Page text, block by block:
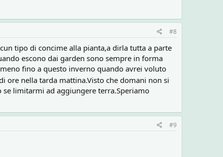
#8
tipo di concime alla pianta,a dirla tutta a parte
escono dai garden sono sempre in forma
fino a questo inverno quando avrei voluto
ore nella tarda mattina.Visto che domani non si
limitarmi ad aggiungere terra.Speriamo
#9